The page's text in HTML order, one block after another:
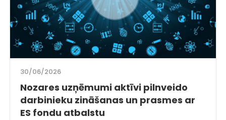
30/06/2026
Nozares uzņēmumi aktīvi pilnveido
darbinieku zināšanas un prasmes ar
ES fondu atbalstu